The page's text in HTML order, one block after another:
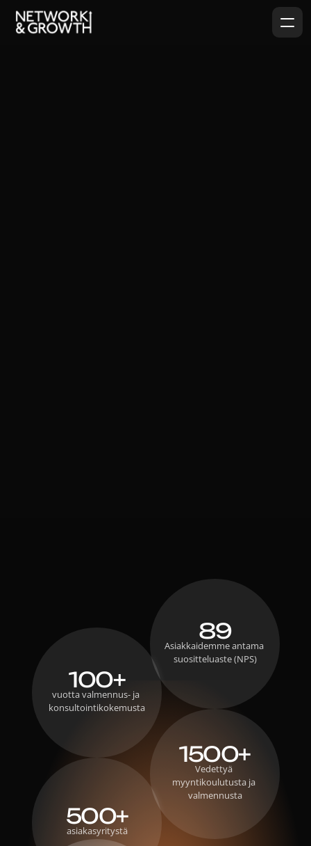
100+
vuotta valmennus- ja
konsultointikokemusta
89
Asiakkaidemme antama
suositteluaste (NPS)
500+
asiakasyritystä
1500+
Vedettyä
myyntikoulutusta ja
valmennusta